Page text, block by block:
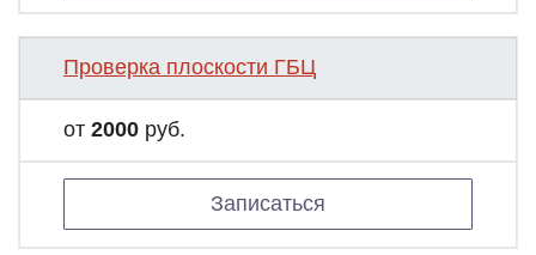
Проверка плоскости ГБЦ
от 2000 руб.
Записаться